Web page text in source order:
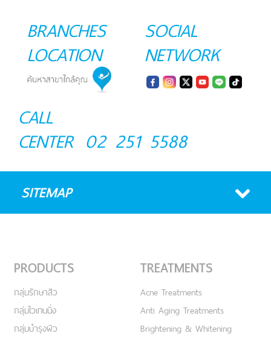
BRANCHES
LOCATION
SOCIAL
NETWORK
CALL
CENTER 02 251 5588
SITEMAP
PRODUCTS
กลุ่มรักษาสิว
กลุ่มไวเทนนิ่ง
กลุ่มบำรุงผิว
TREATMENTS
Acne Treatments
Anti Aging Treatments
Brightening & Whitening